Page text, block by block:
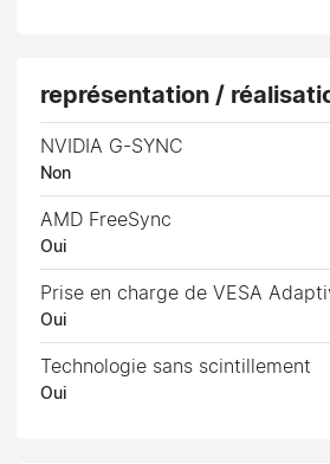
représentation /
NVIDIA G-SYNC
Non
AMD FreeSync
Oui
Prise en charge de VESA
Oui
Technologie sans scintillement
Oui